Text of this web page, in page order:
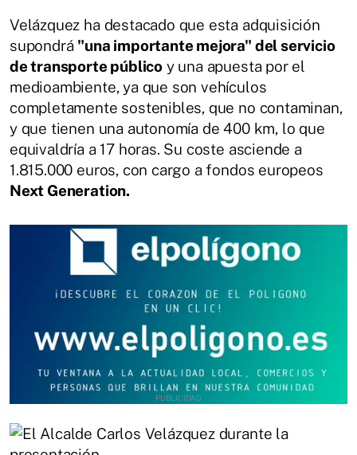
Velázquez ha destacado que esta adquisición
supondrá "una importante mejora" del servicio
de transporte público y una apuesta por el
medioambiente, ya que son vehículos
completamente sostenibles, que no contaminan,
y que tienen una autonomía de 400 km, lo que
equivaldría a 17 horas. Su coste asciende a
1.815.000 euros, con cargo a fondos europeos
Next Generation.